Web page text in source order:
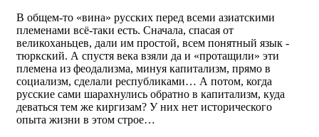
В общем-то «вина» русских перед всеми азиатскими
племенами всё-таки есть. Сначала, спасая от
великоханьцев, дали им простой, всем понятный язык -
тюркский. А спустя века взяли да и «протащили» эти
племена из феодализма, минуя капитализм, прямо в
социализм, сделали республиками… А потом, когда
русские сами шарахнулись обратно в капитализм, куда
деваться тем же киргизам? У них нет исторического
опыта жизни в этом строе…